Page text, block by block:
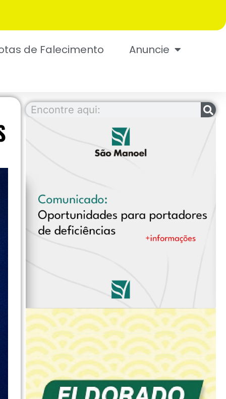
de Falecimento Anuncie